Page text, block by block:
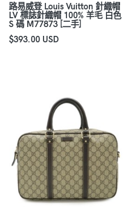
路易威登 Louis Vuitton 針織帽
LV 標誌針織帽 100% 羊毛 白色
S 碼 M77873 [二手]
$393.00 USD